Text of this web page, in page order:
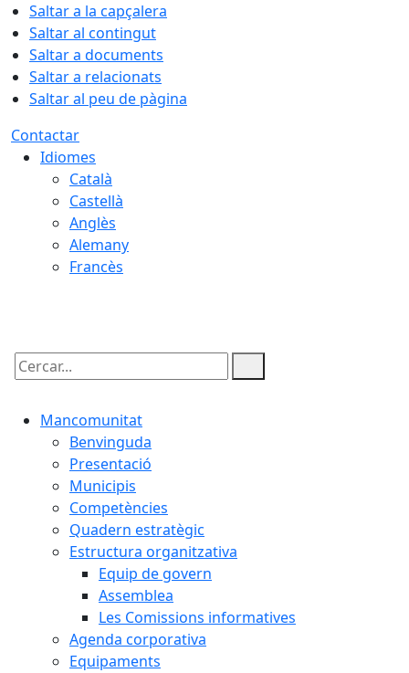
Saltar a la capçalera
Saltar al contingut
Saltar a documents
Saltar a relacionats
Saltar al peu de pàgina
Contactar
Idiomes
Català
Castellà
Anglès
Alemany
Francès
Cercar:
Mancomunitat
Benvinguda
Presentació
Municipis
Competències
Quadern estratègic
Estructura organitzativa
Equip de govern
Assemblea
Les Comissions informatives
Agenda corporativa
Equipaments